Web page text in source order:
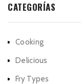
CATEGORÍAS
Cooking
Delicious
Fry Types